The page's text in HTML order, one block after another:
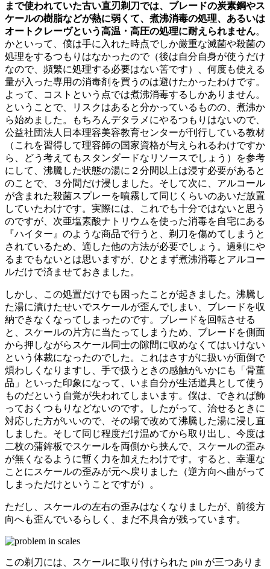
まで使われていた古い直刃剃刀では、ブレードの炭素鋼やス
ケールの樹脂などが熱に弱くて、煮沸消毒の処理、あるいは
オートクレーヴという高温・高圧の処理に耐えられません。
かといって、僕は手に入れた時点でしか厳重な滅菌や殺菌の
処理をするつもりはなかったので（後は自分自身が使うだけ
なので、頻繁に処理する必要はない筈です）、何度も使える
量が入った専用の消毒剤を買うのは避けたかったわけです。
よって、コストという点では煮沸消毒するしかありません。
ということで、リスクはあると分かっているものの、煮沸か
ら始めました。もちろんデタラメにやるつもりはないので、
公益社団法人日本理容美容教育センターが刊行している教材
（これを習得して理容師の国家資格が与えられるわけですか
ら、どう考えてもスタンダードなリソースでしょう）を参考
にして、沸騰した状態の湯に２分間以上は浸す必要があると
のことで、３分間だけ浸しました。そして次に、アルコール
が含まれた殺菌スプレーを噴霧して同じくらいのあいだ放置
していたわけです。実際には、これでも十分ではないと思う
のですが、次亜塩素酸ナトリウムを使った消毒を自宅にある
『ハイター』のような商品で行うと、剃刀を傷めてしまうと
されているため、適した他の方法が必要でしょう。過剰にや
るまでもないとは思いますが、ひとまず煮沸消毒とアルコー
ルだけで済ませておきました。
しかし、この処置だけでも困ったことが起きました。沸騰し
た湯に漬けたせいでスケールが歪んでしまい、ブレードを収
納できなくなってしまったのです。ブレードを回転させる
と、スケールの片方に当たってしまうため、ブレードを側面
から押しながらスケール同士の隙間に収めなくてはいけない
という体裁になったのでした。これはさすがに扱いが面倒で
煩わしくなりますし、手で扱うときの感触がいかにも「骨董
品」といった印象になって、いま自分が生活道具として使う
ものだという自覚が失われてしまいます。僕は、できれば飾
っておくつもりなどないのです。したがって、治せるときに
対応した方がいいので、その場で改めて沸騰した湯に浸し直
しました。そして同じ程度だけ温めてから取り出し、今度は
二枚の蒲鉾板でスケールを両側から挟んで、スケールの歪み
が無くなるように暫く力を加えたわけです。すると、幸運な
ことにスケールの歪みが元へ戻りました（逆方向へ曲がって
しまっただけということですが）。
ただし、スケールの左右の歪みはなくなりましたが、前後方
向へも歪んでいるらしく、まだ不具合が残っています。
この剃刀には、スケールに取り付けられた pin が三つありま